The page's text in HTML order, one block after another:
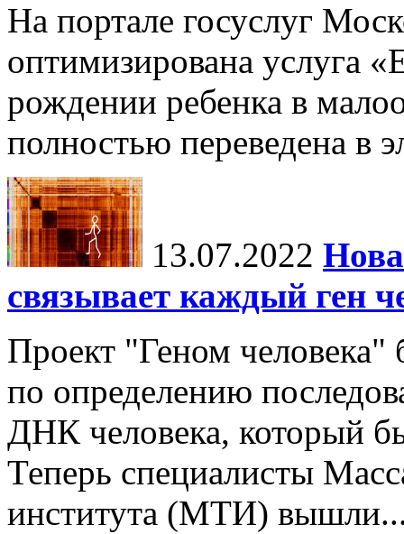
На портале госуслуг
оптимизирована услуга
рождении ребенка в
полностью переведена в
13.07.2022
связывает каждый ген
Проект "Геном
по определению
ДНК человека, который
Теперь специалисты
института (МТИ)